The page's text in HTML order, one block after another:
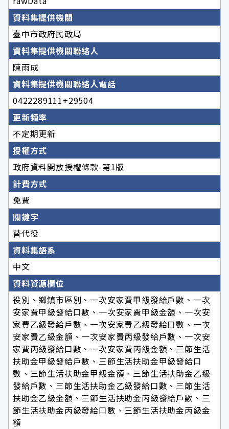
資料集提供機關
臺中市政府民政局
資料集提供機關聯絡人
陳雨成
資料集提供機關聯絡人電話
0422289111+29504
更新頻率
不定期更新
授權方式
政府資料開放授權條款-第1版
計費方式
免費
關鍵字
替代役
資料集語系
中文
資料資源欄位
役別、鄉鎮市區別、一次安家費甲級發給戶數、一次
安家費甲級發給口數、一次安家費甲級金額、一次安
家費乙級發給戶數、一次安家費乙級發給口數、一次
安家費乙級金額、一次安家費丙級發給戶數、一次安
家費丙級發給口數、一次安家費丙級金額、三節生活
扶助金甲級發給戶數、三節生活扶助金甲級發給口
數、三節生活扶助金甲級金額、三節生活扶助金乙級
發給戶數、三節生活扶助金乙級發給口數、三節生活
扶助金乙級金額、三節生活扶助金丙級發給戶數、三
節生活扶助金丙級發給口數、三節生活扶助金丙級金
額